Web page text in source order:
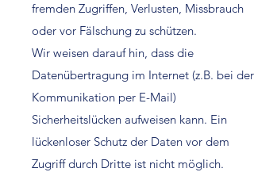
fremden Zugriffen, Verlusten, Missbrauch
oder vor Fälschung zu schützen.
Wir weisen darauf hin, dass die
Datenübertragung im Internet (z.B. bei der
Kommunikation per E-Mail)
Sicherheitslücken aufweisen kann. Ein
lückenloser Schutz der Daten vor dem
Zugriff durch Dritte ist nicht möglich.